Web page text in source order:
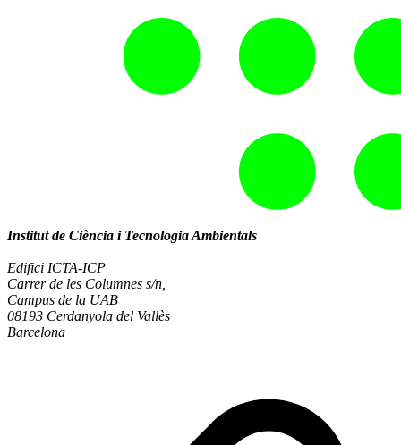
Institut de Ciència i Tecnologia Ambientals
Edifici ICTA-ICP
Carrer de les Columnes s/n,
Campus de la UAB
08193 Cerdanyola del Vallès
Barcelona